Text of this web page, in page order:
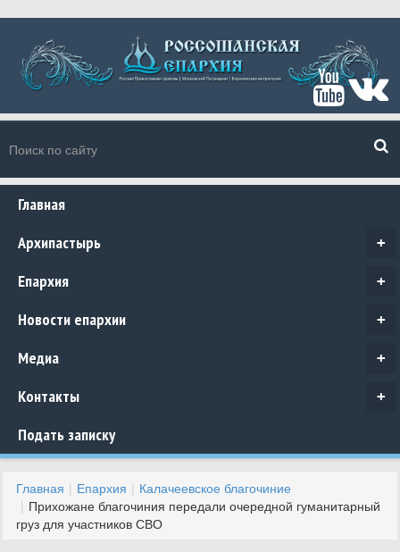
Главная
+
Архипастырь
+
Епархия
+
Новости епархии
+
Медиа
+
Контакты
Подать записку
Главная Епархия
Калачеевское благочиние
Прихожане благочиния передали очередной гуманитарный
груз для участников СВО